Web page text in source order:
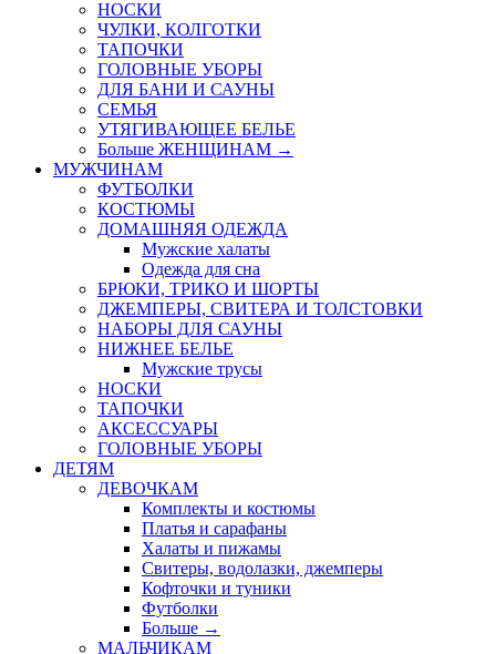
НОСКИ
ЧУЛКИ, КОЛГОТКИ
ТАПОЧКИ
ГОЛОВНЫЕ УБОРЫ
ДЛЯ БАНИ И САУНЫ
СЕМЬЯ
УТЯГИВАЮЩЕЕ БЕЛЬЕ
Больше ЖЕНЩИНАМ →
МУЖЧИНАМ
ФУТБОЛКИ
КОСТЮМЫ
ДОМАШНЯЯ ОДЕЖДА
Мужские халаты
Одежда для сна
БРЮКИ, ТРИКО И ШОРТЫ
ДЖЕМПЕРЫ, СВИТЕРА И ТОЛСТОВКИ
НАБОРЫ ДЛЯ САУНЫ
НИЖНЕЕ БЕЛЬЕ
Мужские трусы
НОСКИ
ТАПОЧКИ
АКСЕССУАРЫ
ГОЛОВНЫЕ УБОРЫ
ДЕТЯМ
ДЕВОЧКАМ
Комплекты и костюмы
Платья и сарафаны
Халаты и пижамы
Свитеры, водолазки, джемперы
Кофточки и туники
Футболки
Больше →
МАЛЬЧИКАМ